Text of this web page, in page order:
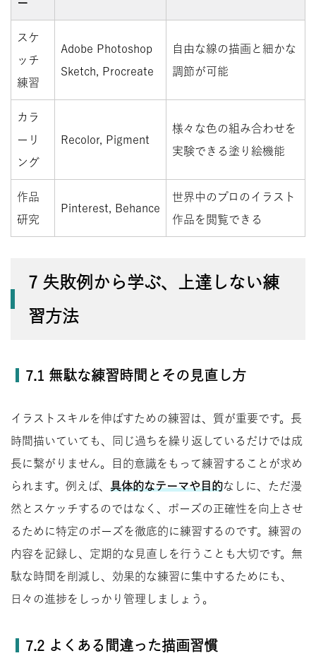
ー
スケ
ッチ
練習
Adobe Photoshop
Sketch, Procreate
自由な線の描画と細かな
調節が可能
カラ
ーリ
ング
Recolor, Pigment
様々な色の組み合わせを
実験できる塗り絵機能
作品
研究
Pinterest, Behance
世界中のプロのイラスト
作品を閲覧できる
7 失敗例から学ぶ、上達しない練
習方法
7.1 無駄な練習時間とその見直し方
イラストスキルを伸ばすための練習は、質が重要です。長
時間描いていても、同じ過ちを繰り返しているだけでは成
長に繋がりません。目的意識をもって練習することが求め
られます。例えば、 具体的なテーマや目的なしに、ただ漫
然とスケッチするのではなく、ポーズの正確性を向上させ
るために特定のポーズを徹底的に練習するのです。練習の
内容を記録し、定期的な見直しを行うことも大切です。無
駄な時間を削減し、効果的な練習に集中するためにも、
日々の進捗をしっかり管理しましょう。
7.2 よくある間違った描画習慣